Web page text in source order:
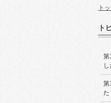
ト
ト
第
し
第
た